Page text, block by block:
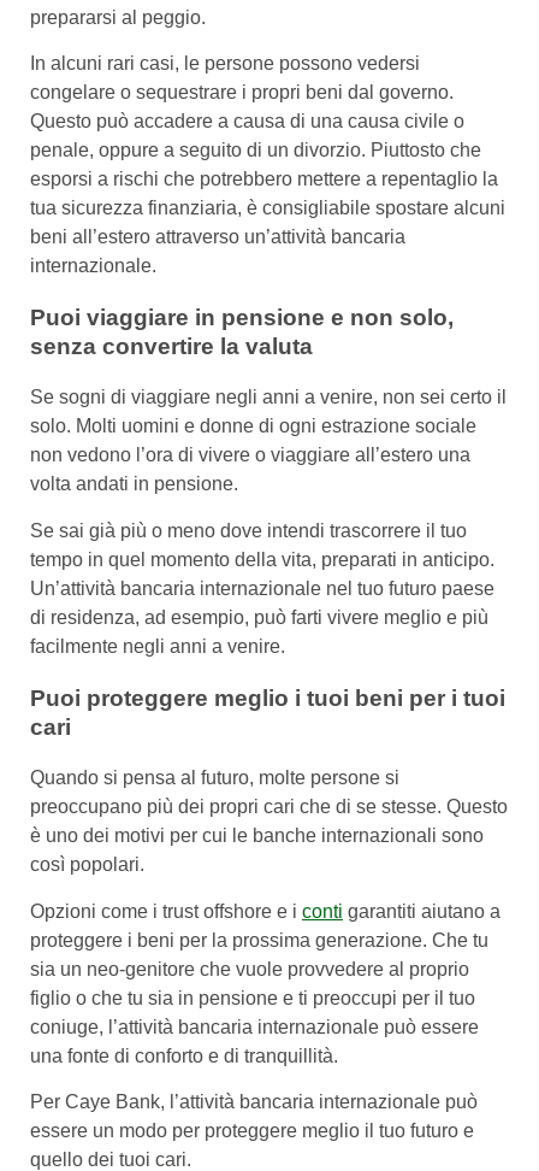
prepararsi al peggio.
In alcuni rari casi, le persone possono vedersi
congelare o sequestrare i propri beni dal governo.
Questo può accadere a causa di una causa civile o
penale, oppure a seguito di un divorzio. Piuttosto che
esporsi a rischi che potrebbero mettere a repentaglio la
tua sicurezza finanziaria, è consigliabile spostare alcuni
beni all’estero attraverso un’attività bancaria
internazionale.
Puoi viaggiare in pensione e non solo,
senza convertire la valuta
Se sogni di viaggiare negli anni a venire, non sei certo il
solo. Molti uomini e donne di ogni estrazione sociale
non vedono l’ora di vivere o viaggiare all’estero una
volta andati in pensione.
Se sai già più o meno dove intendi trascorrere il tuo
tempo in quel momento della vita, preparati in anticipo.
Un’attività bancaria internazionale nel tuo futuro paese
di residenza, ad esempio, può farti vivere meglio e più
facilmente negli anni a venire.
Puoi proteggere meglio i tuoi beni per i tuoi
cari
Quando si pensa al futuro, molte persone si
preoccupano più dei propri cari che di se stesse. Questo
è uno dei motivi per cui le banche internazionali sono
così popolari.
Opzioni come i trust offshore e i conti garantiti aiutano a
proteggere i beni per la prossima generazione. Che tu
sia un neo-genitore che vuole provvedere al proprio
figlio o che tu sia in pensione e ti preoccupi per il tuo
coniuge, l’attività bancaria internazionale può essere
una fonte di conforto e di tranquillità.
Per Caye Bank, l’attività bancaria internazionale può
essere un modo per proteggere meglio il tuo futuro e
quello dei tuoi cari.